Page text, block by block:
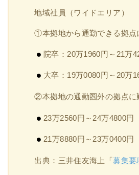
地域社員（ワイドエリア）
①本拠地から通勤できる拠点
院卒：20万1960円～21万
大卒：19万0080円～20万
②本拠地の通勤圏外の拠点に
23万2560円～24万4800円
21万8880円～23万0400円
出典：三井住友海上「募集要